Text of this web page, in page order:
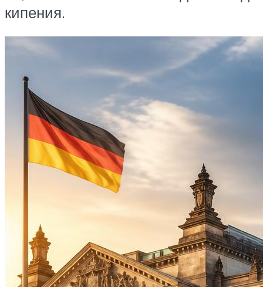
кипения.